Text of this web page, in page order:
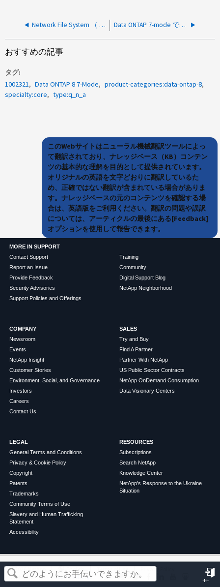
サ
Network File System （ NFS ）ロックリカバリと Network Status Monitor の詳細について教えてください。 Data ONTAP 7-mode での perfstat データの収集方法は何ですか？
この記事は役に立ちましたか？
おすすめの記事
タグ
1002321
Data ONTAP 8 7-Mode
product-categories:data-ontap-8
specialty:core
type:q_n_a
このWebサイトはニューラル機械翻訳ツールによっ
て翻訳されており、ナレッジベース（KB）コンテン
ツの基本的な理解を目的として提供されています。
オリジナルの英語を文字どおりに翻訳しているた
め、正確ではない翻訳が含まれている場合がありま
す。ナレッジベースの元のコンテンツを確認する場
合は、英語版をご利用ください。翻訳の問題や誤訳
については、アーティクルの最後にある[Feedback]
オプションを使用して報告できます。
MORE IN SUPPORT
Contact Support
Report an Issue
Provide Feedback
Security Advisories
Support Policies and Offerings
Training
Community
Digital Support Blog
NetApp Neighborhood
COMPANY
Newsroom
Events
NetApp Insight
Customer Stories
Environment, Social, and Governance
Investors
Careers
Contact Us
SALES
Try and Buy
Find A Partner
Partner With NetApp
US Public Sector Contracts
NetApp OnDemand Consumption
Data Visionary Centers
LEGAL
General Terms and Conditions
Privacy & Cookie Policy
Copyright
Patents
Trademarks
Community Terms of Use
Slavery and Human Trafficking
Statement
Accessibility
RESOURCES
Subscriptions
Search NetApp
Knowledge Center
NetApp's Response to the Ukraine
Situation
©2026NetApp English Terms of Use
Privacy Policy
Cookie Policy
Cookie Settings